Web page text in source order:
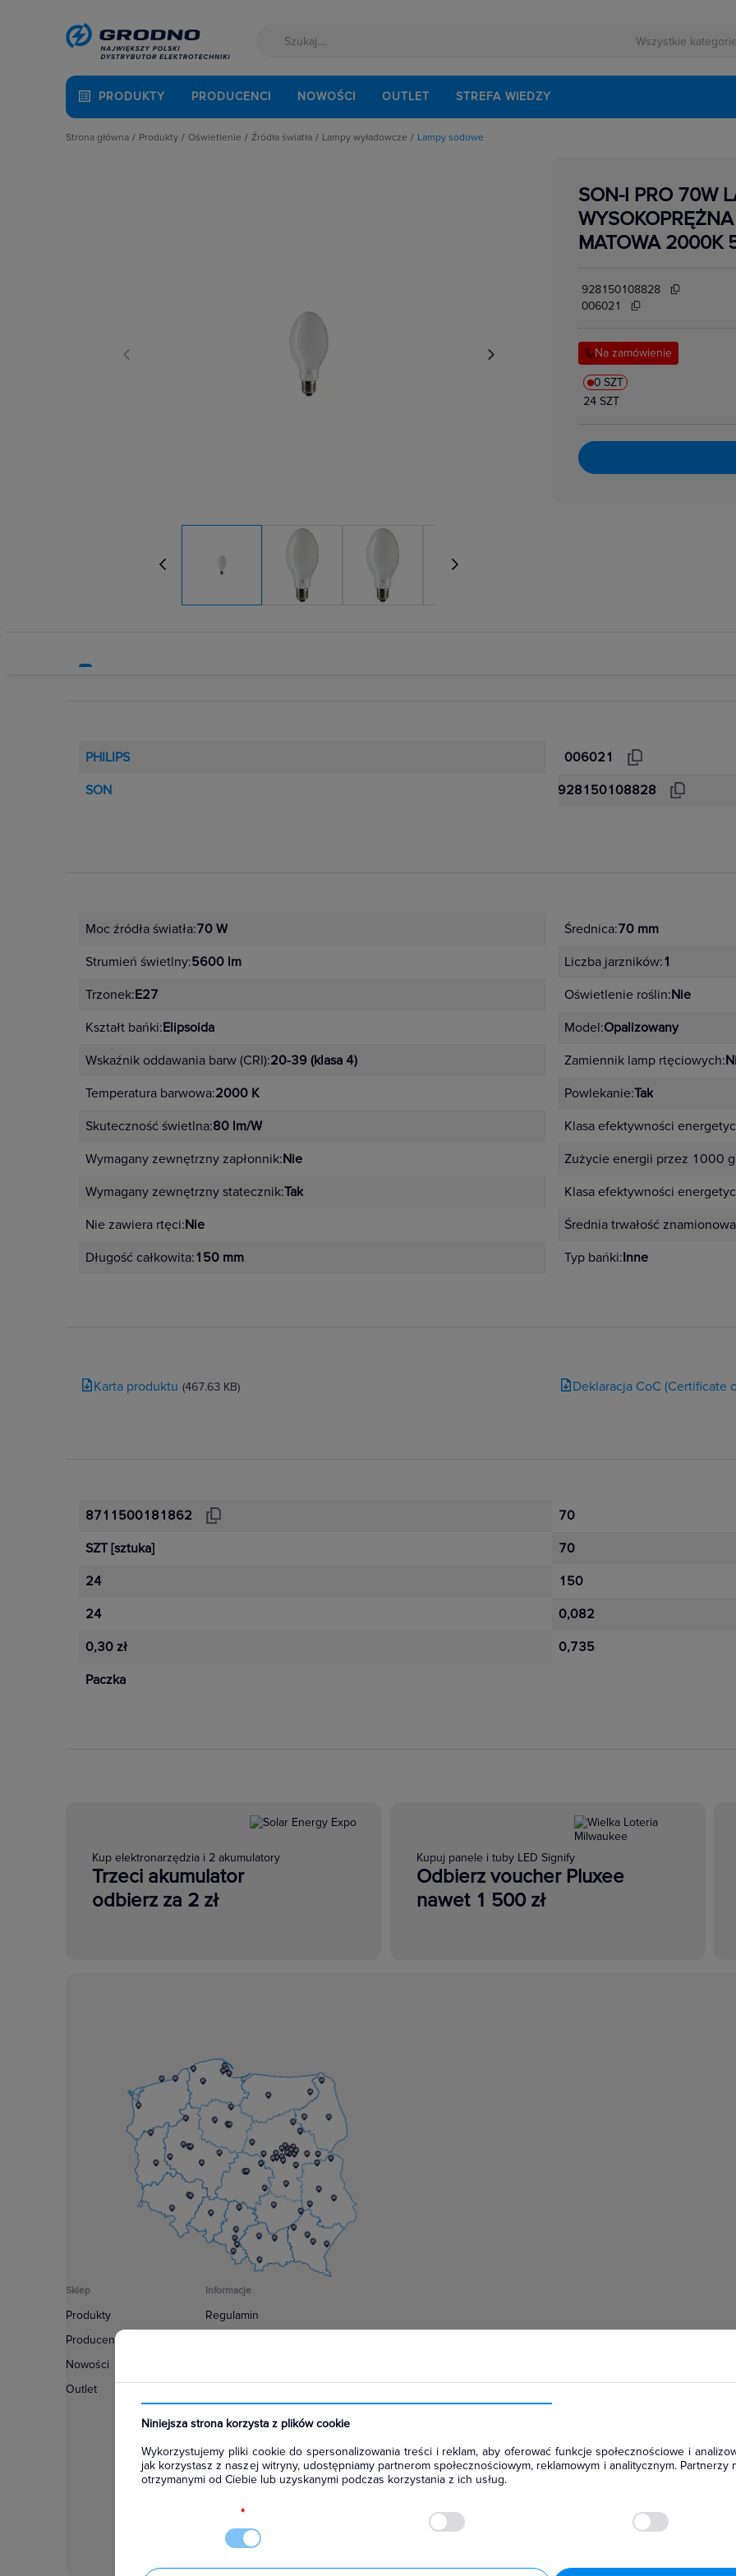
PRODUKTY PRODUCENCI NOWOŚCI OUTLET STREFA WIEDZY
Niniejsza strona korzysta z plików cookie
Wykorzystujemy pliki cookie do spersonalizowania treści i reklam, aby oferować funkcje społecznościowe i
jak korzystasz z naszej witryny, udostępniamy partnerom społecznościowym, reklamowym i analitycznym. Partnerzy
otrzymanymi od Ciebie lub uzyskanymi podczas korzystania z ich usług.
*
Strona główna
Produkty
Oświetlenie
Źródła światła
Lampy wyładowcze
Lampy sodowe
SON-I PRO 70W
MATOWA 2000K
928150108828
006021
Na zamówienie
0 SZT
24 SZT
PHILIPS
006021
SON
928150108828
Moc źródła światła:70 W
Strumień świetlny:5600 lm
Trzonek:E27
Kształt bańki:Elipsoida
Wskaźnik oddawania barw (CRI):20-39 (klasa 4)
Temperatura barwowa:2000 K
Skuteczność świetlna:80 lm/W
Wymagany zewnętrzny zapłonnik:Nie
Wymagany zewnętrzny statecznik:Tak
Nie zawiera rtęci:Nie
Długość całkowita:150 mm
Średnica:70 mm
Liczba jarzników:1
Oświetlenie roślin:Nie
Model:Opalizowany
Zamiennik lamp rtęciowych:
Powlekanie:Tak
Klasa efektywności
Zużycie energii przez 1000
Klasa efektywności
Średnia trwałość
Typ bańki:Inne
Karta produktu (467.63 KB) Deklaracja CoC (Certificate
8711500181862
SZT [sztuka]
24
24
0,30 zł
Paczka
70
70
150
0,082
0,735
Kup elektronarzędzia i 2 akumulatory
Trzeci akumulator
odbierz za 2 zł
Kupuj panele i tuby LED Signify
Odbierz voucher Pluxee
nawet 1 500 zł
Sklep
Produkty
Producenci
Nowości
Outlet
Informacje
Regulamin
Konfiguratory
Najczęściej zadawane pytania